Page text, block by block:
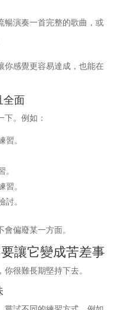
暢演奏一首完整的歌曲，或
你感覺更容易達成，也能在
全面
。例如：
。
。
。
偏廢某一方面。
讓它變成苦差事
很難長期堅持下去。